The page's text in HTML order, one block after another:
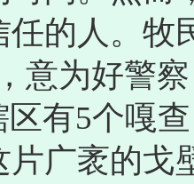
的人。牧
意为好警
5个嘎查
片广袤的戈